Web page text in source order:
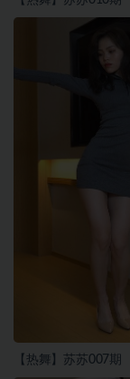
【热舞】苏苏007期